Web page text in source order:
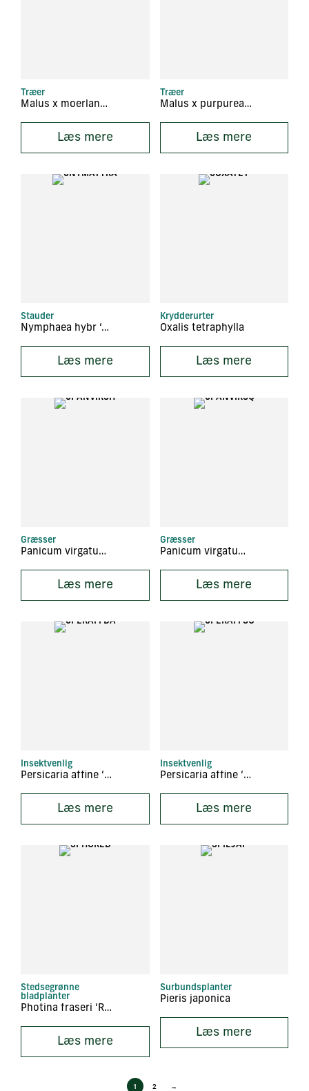
Træer
Malus x moerlandsii ‘Profusion’
Læs mere
Træer
Malus x purpurea ‘Neville Copeman’
Læs mere
Stauder
Nymphaea hybr ‘Attraction’
Læs mere
Krydderurter
Oxalis tetraphylla
Læs mere
Græsser
Panicum virgatum ‘Shenandoah’
Læs mere
Græsser
Panicum virgatum ‘Squaw’
Læs mere
Insektvenlig
Persicaria affine ‘Darjeeling Red’
Læs mere
Insektvenlig
Persicaria affine ‘Superba’
Læs mere
Stedsegrønne
bladplanter
Photina fraseri ‘Red Robin’
Læs mere
Surbundsplanter
Pieris japonica
Læs mere
1 2 →